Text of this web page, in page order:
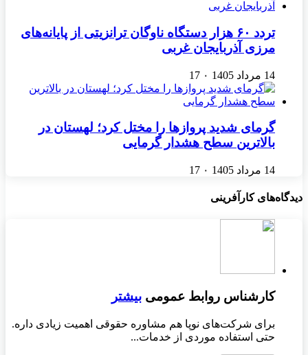
تردد ۶۰ هزار دستگاه ناوگان ترانزیتی از پایانه‌های
مرزی آذربایجان ‌غربی
14 مرداد 1405 ۰ 17
گرمای شدید پروازها را مختل کرد؛ لهستان در
بالاترین سطح هشدار گرمایی
14 مرداد 1405 ۰ 17
دیدگاه‌های کارآفرینی
کارشناس روابط عمومی بیشتر
برای شرکت‌های نوپا هم مشاوره حقوقی اهمیت زیادی داره.
حتی استفاده موردی از خدمات...